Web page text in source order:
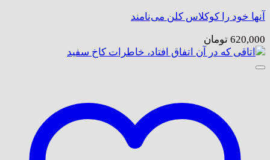
آنها خود را کوکلاس کلن می‌نامند
620,000 تومان